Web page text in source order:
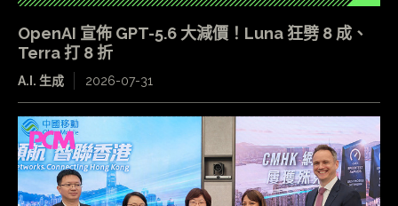
OpenAI 宣佈 GPT-5.6 大減價！Luna 狂劈 8 成、
Terra 打 8 折
A.I. 生成 2026-07-31